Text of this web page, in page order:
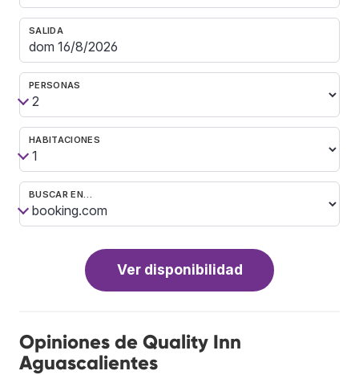
SALIDA
PERSONAS
HABITACIONES
BUSCAR EN…
Ver disponibilidad
Opiniones de Quality Inn
Aguascalientes